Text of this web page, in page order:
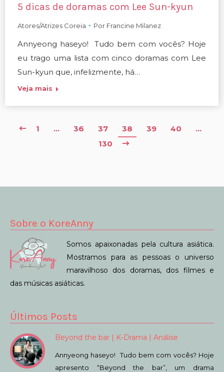
5 dicas de doramas com Lee Sun-kyun
Atores/Atrizes Coreia Por Francine Milanez
Annyeong haseyo! Tudo bem com vocês? Hoje
eu trago uma lista com cinco doramas com Lee
Sun-kyun que, infelizmente, há…
Veja mais
1 … 36 37 38 39 40
…
130
Sobre o KoreAnny
Somos apaixonadas pela cultura asiática.
Mostramos para as pessoas o universo
maravilhoso dos doramas, dos filmes e
das músicas asiáticas.
Últimos Posts
Beyond the bar | K-Drama | Análise
Annyeong haseyo! Tudo bem com vocês? Hoje
apresento “Beyond the bar”, um drama